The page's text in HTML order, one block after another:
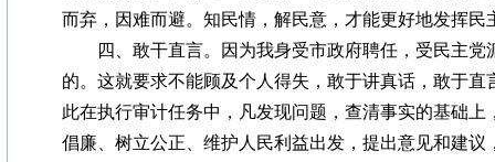
而弃，因难而避。知民情，解民意，才能更好地发挥民
四、敢干直言。因为我身受市政府聘任，受民主党
的。这就要求不能顾及个人得失，敢于讲真话，敢于直
此在执行审计任务中，凡发现问题，查清事实的基础上
倡廉、树立公正、维护人民利益出发，提出意见和建议